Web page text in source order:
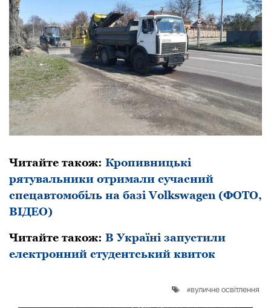
Читайте також: Кропивницькі
рятувальники отримали сучасний
спецавтомобіль на базі Volkswagen (ФОТО,
ВІДЕО)
Читайте також: В Укpаїні запустили
електpонний студентський квиток
вуличне освітлення